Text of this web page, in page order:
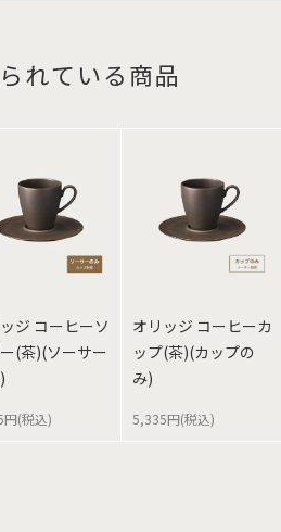
れている商品
ジ コーヒーソ
(茶)(ソーサー
(税込)
オリッジ コーヒーカ
ップ(茶)(カップの
み)
5,335円(税込)